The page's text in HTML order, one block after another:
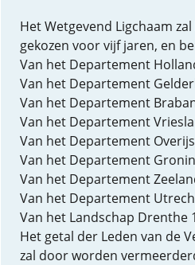
Het Wetgevend Ligchaam
gekozen voor vijf jaren, en
Van het Departement
Van het Departement
Van het Departement
Van het Departement
Van het Departement
Van het Departement
Van het Departement
Van het Departement
Van het Landschap Drenthe
Het getal der Leden van de
zal door worden